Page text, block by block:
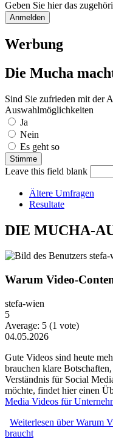
Geben Sie hier das
Werbung
Die Mucha
Sind Sie zufrieden mit der
Auswahlmöglichkeiten
Ja
Nein
Es geht so
Leave this field blank
Ältere Umfragen
Resultate
DIE MUCHA-
Warum Video-
stefa-wien
5
Average: 5 (1 vote)
04.05.2026
Gute Videos sind heute
brauchen klare
Verständnis für Social
möchte, findet hier einen
Media Videos für
Weiterlesen über Warum
braucht